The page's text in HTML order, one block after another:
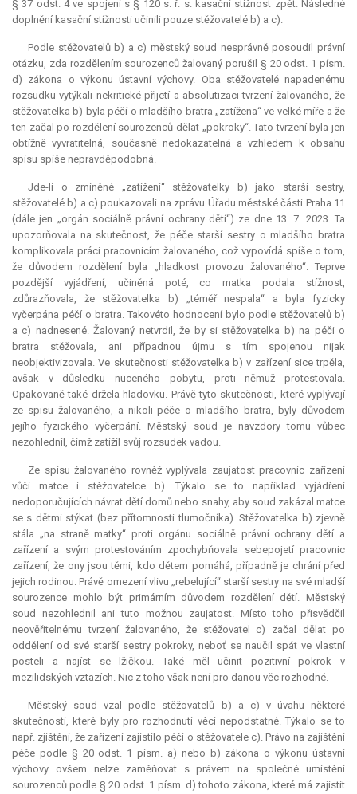
§ 37 odst. 4 ve spojení s § 120 s. ř. s. kasační stížnost zpět. Následné
doplnění kasační stížnosti učinili pouze stěžovatelé b) a c).
Podle stěžovatelů b) a c) městský soud nesprávně posoudil právní
otázku, zda rozdělením sourozenců žalovaný porušil § 20 odst. 1 písm.
d) zákona o výkonu ústavní výchovy. Oba stěžovatelé napadenému
rozsudku vytýkali nekritické přijetí a absolutizaci tvrzení žalovaného, že
stěžovatelka b) byla péčí o mladšího bratra „zatížena“ ve velké míře a že
ten začal po rozdělení sourozenců dělat „pokroky“. Tato tvrzení byla jen
obtížně vyvratitelná, současně nedokazatelná a vzhledem k obsahu
spisu spíše nepravděpodobná.
Jde-li o zmíněné „zatížení“ stěžovatelky b) jako starší sestry,
stěžovatelé b) a c) poukazovali na zprávu Úřadu městské části Praha 11
(dále jen „orgán sociálně právní ochrany dětí“) ze dne 13. 7. 2023. Ta
upozorňovala na skutečnost, že péče starší sestry o mladšího bratra
komplikovala práci pracovnicím žalovaného, což vypovídá spíše o tom,
že důvodem rozdělení byla „hladkost provozu žalovaného“. Teprve
pozdější vyjádření, učiněná poté, co matka podala stížnost,
zdůrazňovala, že stěžovatelka b) „téměř nespala“ a byla fyzicky
vyčerpána péčí o bratra. Takovéto hodnocení bylo podle stěžovatelů b)
a c) nadnesené. Žalovaný netvrdil, že by si stěžovatelka b) na péči o
bratra stěžovala, ani případnou újmu s tím spojenou nijak
neobjektivizovala. Ve skutečnosti stěžovatelka b) v zařízení sice trpěla,
avšak v důsledku nuceného pobytu, proti němuž protestovala.
Opakovaně také držela hladovku. Právě tyto skutečnosti, které vyplývají
ze spisu žalovaného, a nikoli péče o mladšího bratra, byly důvodem
jejího fyzického vyčerpání. Městský soud je navzdory tomu vůbec
nezohlednil, čímž zatížil svůj rozsudek vadou.
Ze spisu žalovaného rovněž vyplývala zaujatost pracovnic zařízení
vůči matce i stěžovatelce b). Týkalo se to například vyjádření
nedoporučujících návrat dětí domů nebo snahy, aby soud zakázal matce
se s dětmi stýkat (bez přítomnosti tlumočníka). Stěžovatelka b) zjevně
stála „na straně matky“ proti orgánu sociálně právní ochrany dětí a
zařízení a svým protestováním zpochybňovala sebepojetí pracovnic
zařízení, že ony jsou těmi, kdo dětem pomáhá, případně je chrání před
jejich rodinou. Právě omezení vlivu „rebelující“ starší sestry na své mladší
sourozence mohlo být primárním důvodem rozdělení dětí. Městský
soud nezohlednil ani tuto možnou zaujatost. Místo toho přisvědčil
neověřitelnému tvrzení žalovaného, že stěžovatel c) začal dělat po
oddělení od své starší sestry pokroky, neboť se naučil spát ve vlastní
posteli a najíst se lžičkou. Také měl učinit pozitivní pokrok v
mezilidských vztazích. Nic z toho však není pro danou věc rozhodné.
Městský soud vzal podle stěžovatelů b) a c) v úvahu některé
skutečnosti, které byly pro rozhodnutí věci nepodstatné. Týkalo se to
např. zjištění, že zařízení zajistilo péči o stěžovatele c). Právo na zajištění
péče podle § 20 odst. 1 písm. a) nebo b) zákona o výkonu ústavní
výchovy ovšem nelze zaměňovat s právem na společné umístění
sourozenců podle § 20 odst. 1 písm. d) tohoto zákona, které má zajistit